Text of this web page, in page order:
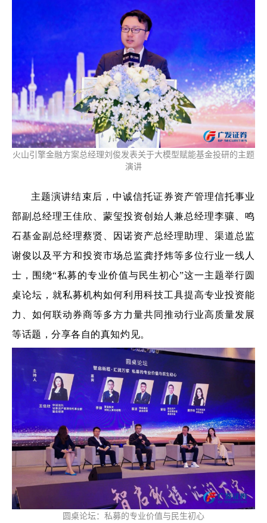
火山引擎金融方案总经理刘俊发表关于大模型赋能基金投研的主题
演讲
主题演讲结束后，中诚信托证券资产管理信托事业
部副总经理王佳欣、蒙玺投资创始人兼总经理李骧、鸣
石基金副总经理蔡贤、因诺资产总经理助理、渠道总监
谢俊以及平方和投资市场总监龚抒炜等多位行业一线人
士，围绕“私募的专业价值与民生初心”这一主题举行圆
桌论坛，就私募机构如何利用科技工具提高专业投资能
力、如何联动券商等多方力量共同推动行业高质量发展
等话题，分享各自的真知灼见。
圆桌论坛：私募的专业价值与民生初心